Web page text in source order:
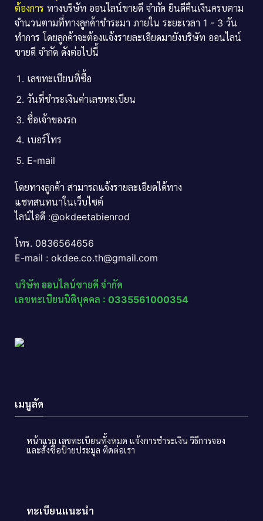
ต้องการ ทางบริษัท ออนไลน์ขายดี จำกัด ยินดีคืนเงินครบตาม
จำนวนตามที่ทางลูกค้าชำระมา ภายใน ระยะเวลา 1 - 3 วัน
ทำการ โดยลูกค้าจะต้องแจ้งรายละเอียดมายังบริษัท ออนไลน์
ขายดี จำกัด ดังต่อไปนี้
เลขทะเบียนที่ซื้อ
วันที่ชำระเงินค่าเลขทะเบียน
ชื่อเจ้าของรถ
เบอร์โทร
E-mail
โดยทางลูกค้า สามารถแจ้งรายละเอียดได้ทาง
แชทสนทนาในเว็บไซต์
ไลน์ไอดี :@okdeetabienrod
โทร. 0836564656
E-mail : okdee.co.th@gmail.com
บริษัท ออนไลน์ขายดี จำกัด
เลขทะเบียนนิติบุคคล : 0335561000354
เมนูลัด
หน้าแรก เลขทะเบียนทั้งหมด แจ้งการชำระเงิน วิธีการจอง
และสั่งซื้อป้ายประมูล ติดต่อเรา
ทะเบียนแนะนำ